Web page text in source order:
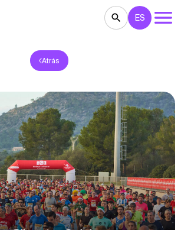
TEATRO
MERCADILLOS FIESTAS
NIÑOS BB NOTE
ES
Atrás